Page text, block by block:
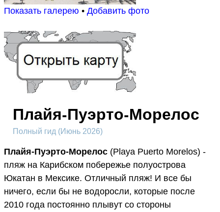
Показать галерею • Добавить фото
Плайя-Пуэрто-Морелос
Полный гид (Июнь 2026)
Плайя-Пуэрто-Морелос (Playa Puerto Morelos) -
пляж на Карибском побережье полуострова
Юкатан в Мексике. Отличный пляж! И все бы
ничего, если бы не водоросли, которые после
2010 года постоянно плывут со стороны